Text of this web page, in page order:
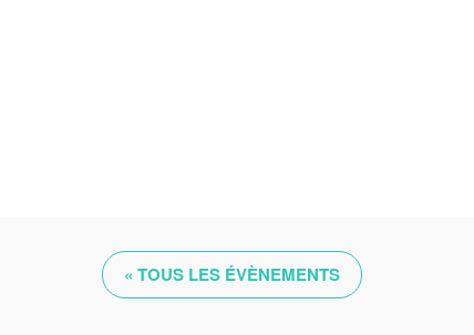
« TOUS LES ÉVÈNEMENTS